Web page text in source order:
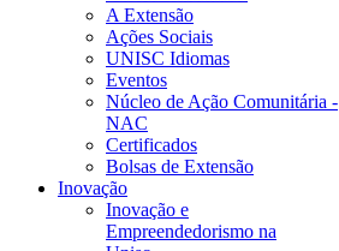
A Extensão
Ações Sociais
UNISC Idiomas
Eventos
Núcleo de Ação Comunitária -
NAC
Certificados
Bolsas de Extensão
Inovação
Inovação e
Empreendedorismo na